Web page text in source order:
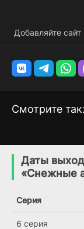
Добавляйте
Смотрите
Даты
«Снежные
Серия
6 серия